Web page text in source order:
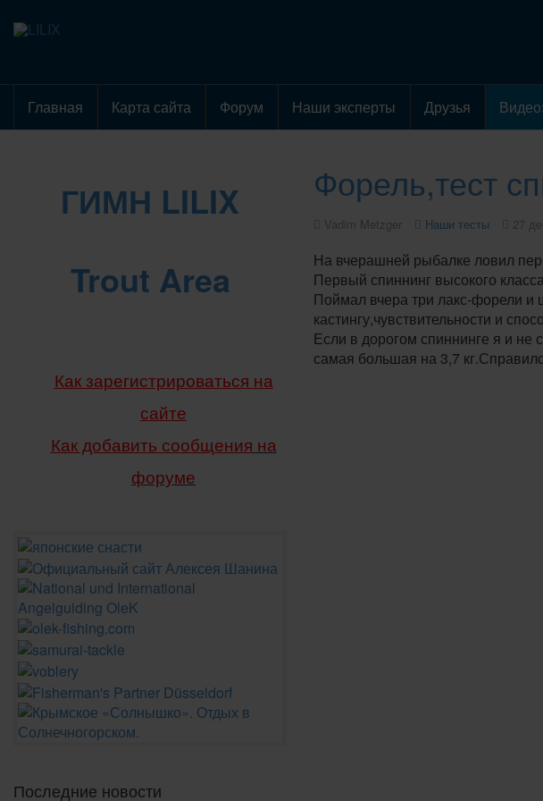
Главная Карта сайта Форум Наши эксперты Друзья
Форель,тест
Vadim Metzger Наши тесты 27
На вчерашней рыбалке ловил
Первый спиннинг высокого
Поймал вчера три лакс-форели и
кастингу,чувствительности и
Если в дорогом спиннинге я и
самая большая на 3,7
ГИМН LILIX
Trout Area
Как зарегистрироваться на
сайте
Как добавить сообщения на
форуме
Последние новости